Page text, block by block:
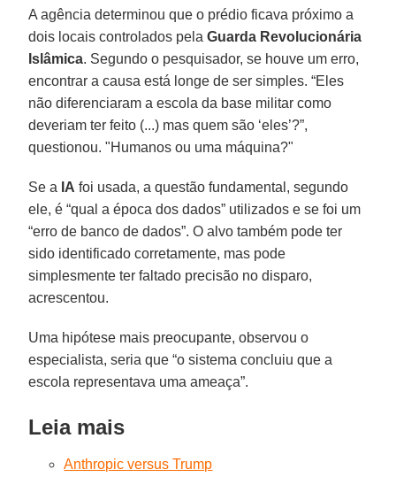
A agência determinou que o prédio ficava próximo a
dois locais controlados pelaGuarda Revolucionária
Islâmica. Segundo o pesquisador, se houve um erro,
encontrar a causa está longe de ser simples. “Eles
não diferenciaram a escola da base militar como
deveriam ter feito (...) mas quem são ‘eles’?”,
questionou. "Humanos ou uma máquina?"
Se a IA foi usada, a questão fundamental, segundo
ele, é “qual a época dos dados” utilizados e se foi um
“erro de banco de dados”. O alvo também pode ter
sido identificado corretamente, mas pode
simplesmente ter faltado precisão no disparo,
acrescentou.
Uma hipótese mais preocupante, observou o
especialista, seria que “o sistema concluiu que a
escola representava uma ameaça”.
Leia mais
Anthropic versus Trump